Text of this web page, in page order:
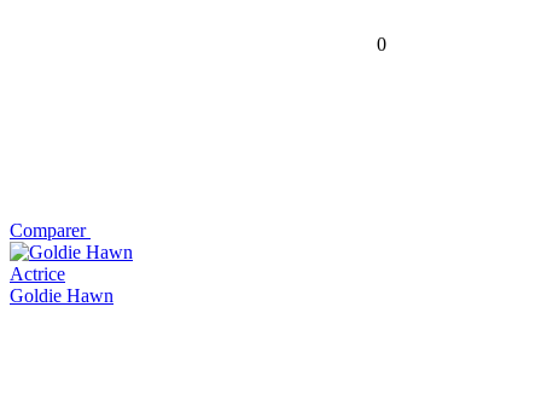
0
Comparer
Actrice
Goldie Hawn